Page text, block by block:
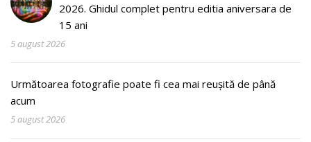
2026. Ghidul complet pentru editia aniversara de
15 ani
5 august 2026
Următoarea fotografie poate fi cea mai reușită de până
acum
5 august 2026